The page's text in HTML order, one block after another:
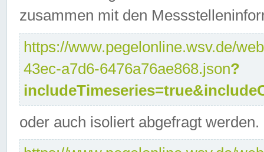
zusammen mit den
https://www.pegelonline.wsv.de/
43ec-a7d6-6476a76ae868.json?
oder auch isoliert abgefragt werden.